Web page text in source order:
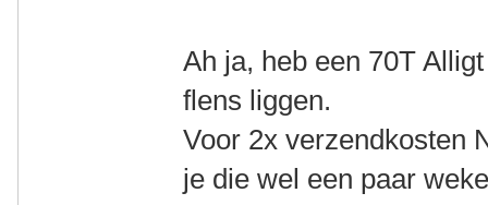
Ah ja, heb een 70T
flens liggen.
Voor 2x verzendkosten
je die wel een paar